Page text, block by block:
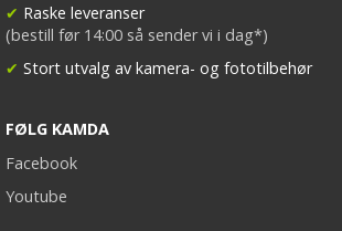
✔ Raske leveranser
(bestill før 14:00 så sender vi i dag*)
✔ Stort utvalg av kamera- og fototilbehør
FØLG KAMDA
Facebook
Youtube